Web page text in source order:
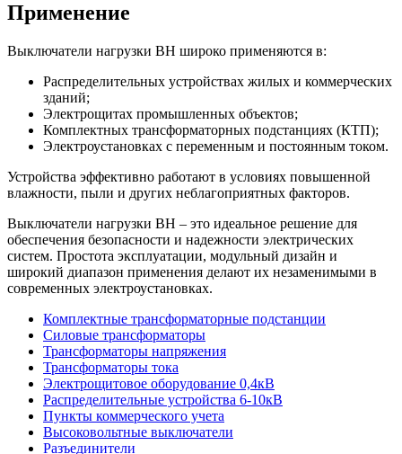
Применение
Выключатели нагрузки ВН широко применяются в:
Распределительных устройствах жилых и коммерческих
зданий;
Электрощитах промышленных объектов;
Комплектных трансформаторных подстанциях (КТП);
Электроустановках с переменным и постоянным током.
Устройства эффективно работают в условиях повышенной
влажности, пыли и других неблагоприятных факторов.
Выключатели нагрузки ВН – это идеальное решение для
обеспечения безопасности и надежности электрических
систем. Простота эксплуатации, модульный дизайн и
широкий диапазон применения делают их незаменимыми в
современных электроустановках.
Комплектные трансформаторные подстанции
Силовые трансформаторы
Трансформаторы напряжения
Трансформаторы тока
Электрощитовое оборудование 0,4кВ
Распределительные устройства 6-10кВ
Пункты коммерческого учета
Высоковольтные выключатели
Разъединители